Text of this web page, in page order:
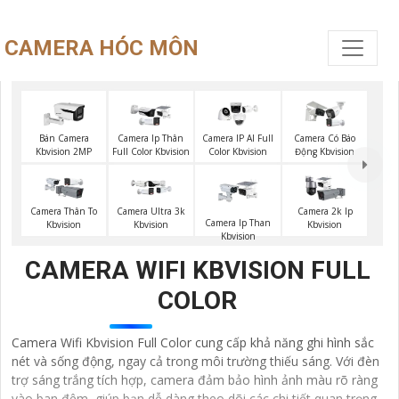
CAMERA HÓC MÔN
Bán Camera
Kbvision 2MP
Camera Ip Thân
Full Color Kbvision
Camera IP AI Full
Color Kbvision
Camera Có Báo
Động Kbvision
Camera Thân To
Kbvision
Camera Ultra 3k
Kbvision
Camera Ip Than
Kbvision
Camera 2k Ip
Kbvision
CAMERA WIFI KBVISION FULL
COLOR
Camera Wifi Kbvision Full Color cung cấp khả năng ghi hình sắc
nét và sống động, ngay cả trong môi trường thiếu sáng. Với đèn
trợ sáng trắng tích hợp, camera đảm bảo hình ảnh màu rõ ràng